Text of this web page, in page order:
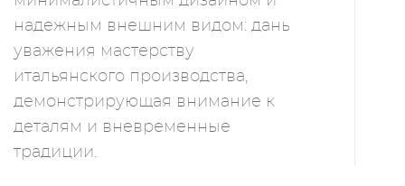
надежным внешним видом: дань
уважения мастерству
итальянского производства,
демонстрирующая внимание к
деталям и вневременные
традиции.